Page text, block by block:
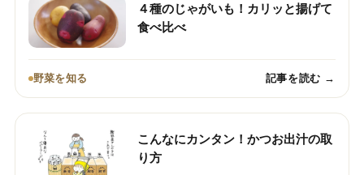
４種のじゃがいも！カリッと揚げて
食べ比べ
野菜を知る 記事を読む →
こんなにカンタン！かつお出汁の取
り方